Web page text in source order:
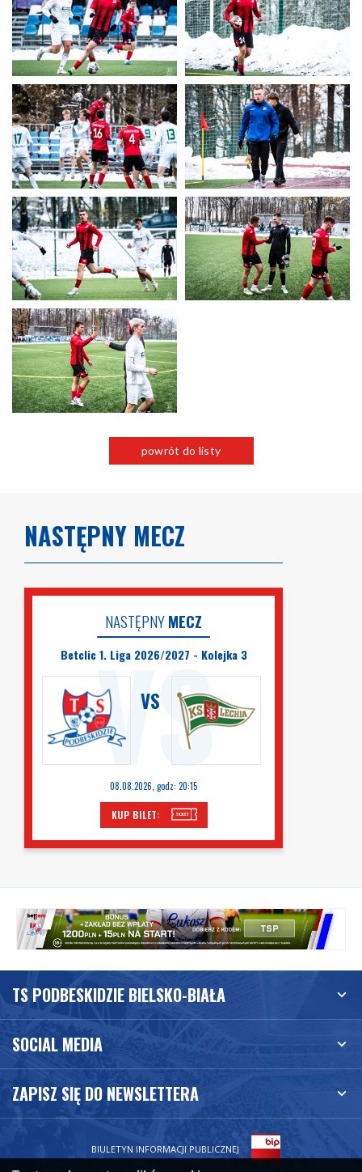
powrót do listy
NASTĘPNY MECZ
NASTĘPNYMECZ
Betclic 1. Liga 2026/2027 - Kolejka 3
VS
08.08.2026, godz: 20:15
KUP BILET:
TS PODBESKIDZIE BIELSKO-BIAŁA
SOCIAL MEDIA
ZAPISZ SIĘ DO NEWSLETTERA
BIULETYN INFORMACJI PUBLICZNEJ